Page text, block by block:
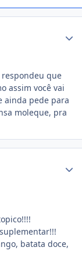
respondeu que
assim você vai
ainda pede para
moleque, pra
batata doce,